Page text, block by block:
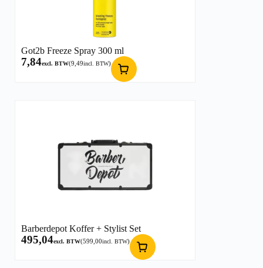
Got2b Freeze Spray 300 ml
7,84excl. BTW(9,49incl. BTW)
Barberdepot Koffer + Stylist Set
495,04excl. BTW(599,00incl. BTW)